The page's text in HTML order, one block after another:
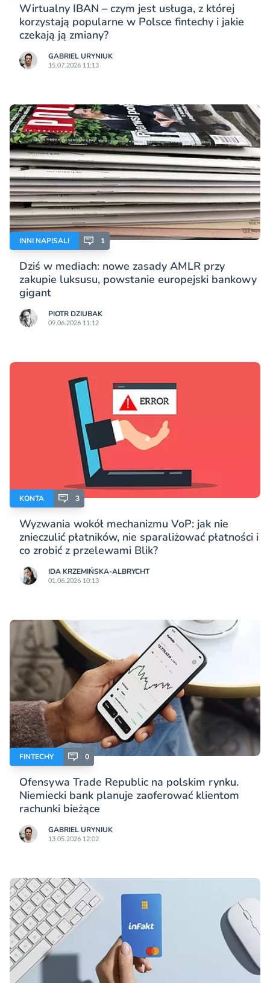
Wirtualny IBAN – czym jest usługa, z której
korzystają popularne w Polsce fintechy i jakie
czekają ją zmiany?
GABRIEL URYNIUK
15.07.2026 11:13
INNI NAPISALI 1
Dziś w mediach: nowe zasady AMLR przy
zakupie luksusu, powstanie europejski bankowy
gigant
PIOTR DZIUBAK
09.06.2026 11:12
KONTA 3
Wyzwania wokół mechanizmu VoP: jak nie
znieczulić płatników, nie sparaliżować płatności i
co zrobić z przelewami Blik?
IDA KRZEMIŃSKA-ALBRYCHT
01.06.2026 10:13
FINTECHY 0
Ofensywa Trade Republic na polskim rynku.
Niemiecki bank planuje zaoferować klientom
rachunki bieżące
GABRIEL URYNIUK
13.05.2026 12:02